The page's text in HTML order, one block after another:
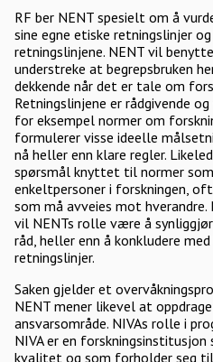
RF ber NENT spesielt om å
sine egne etiske retningslinjer
retningslinjene. NENT vil
understreke at begrepsbruken
dekkende når det er tale om
Retningslinjene er rådgivende
for eksempel normer om
formulerer visse ideelle
nå heller enn klare regler.
spørsmål knyttet til normer
enkeltpersoner i forskningen,
som må avveies mot
vil NENTs rolle være å
råd, heller enn å konkludere
retningslinjer.
Saken gjelder et
NENT mener likevel at
ansvarsområde. NIVAs rolle i
NIVA er en
kvalitet og som forholder seg